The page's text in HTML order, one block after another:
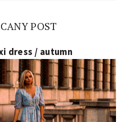
POST
dress / autumn